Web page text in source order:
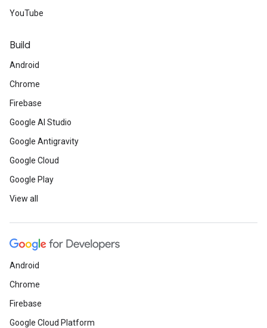
YouTube
Build
Android
Chrome
Firebase
Google AI Studio
Google Antigravity
Google Cloud
Google Play
View all
Android
Chrome
Firebase
Google Cloud Platform